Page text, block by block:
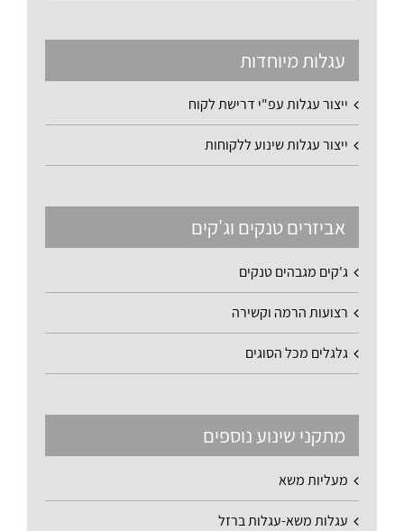
עגלות מיוחדות
ייצור עגלות עפ"י דרישת לקוח
ייצור עגלות שינוע ללקוחות
אביזרים טנקים וג'קים
ג'קים מגבהים טנקים
רצועות הרמה וקשירה
גלגלים מכל הסוגים
מתקני שינוע נוספים
מעליות משא
עגלות משא-עגלות ברזל